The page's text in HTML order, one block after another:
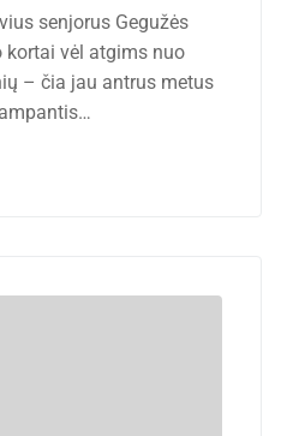
senjorus Gegužės
kortai vėl atgims nuo
– čia jau antrus metus